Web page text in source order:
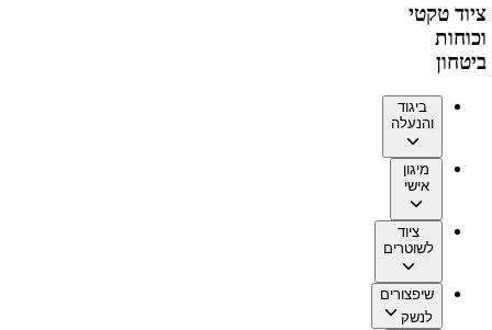
ציוד טקטי
וכוחות
ביטחון
ביגוד
והנעלה
מיגון
אישי
ציוד
לשוטרים
שיפצורים
לנשק